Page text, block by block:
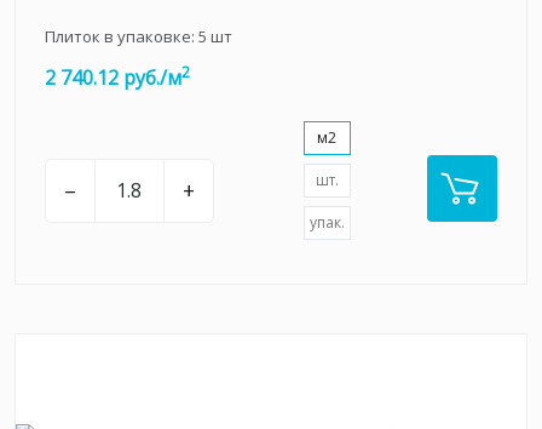
Плиток в упаковке: 5 шт
2 740.12 руб./м2
– +
м2
шт.
упак.